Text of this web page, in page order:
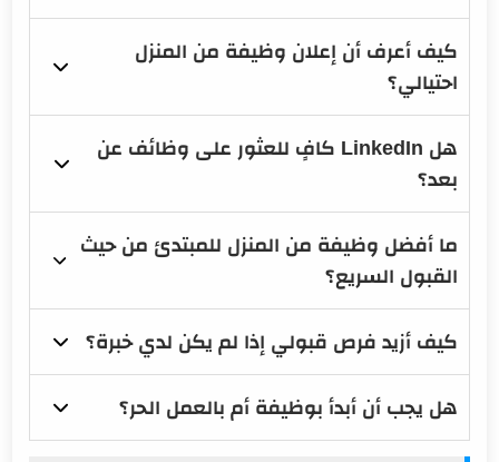
كيف أعرف أن إعلان وظيفة من المنزل
احتيالي؟
هل LinkedIn كافٍ للعثور على وظائف عن
بعد؟
ما أفضل وظيفة من المنزل للمبتدئ من حيث
القبول السريع؟
كيف أزيد فرص قبولي إذا لم يكن لدي خبرة؟
هل يجب أن أبدأ بوظيفة أم بالعمل الحر؟